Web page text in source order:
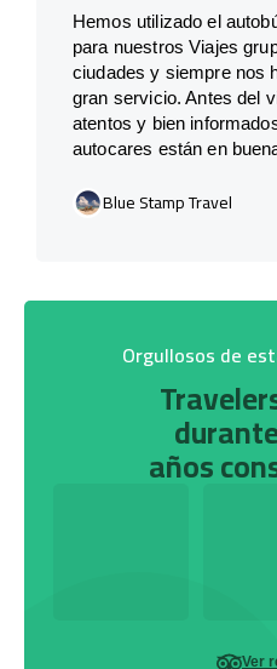
Hemos utilizado el
para nuestros Viajes
ciudades y siempre nos
gran servicio. Antes del
atentos y bien
autocares están en
Blue Stamp Travel
Orgullosos de
años
Ver